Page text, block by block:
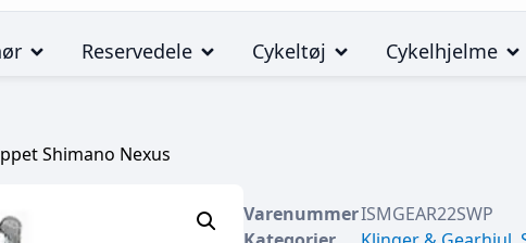
Reservedele Cykeltøj Cykelhjelme
Shimano Nexus
VarenummerISMGEAR22SWP